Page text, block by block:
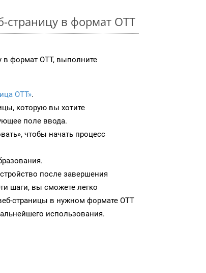
страницу в формат OTT
в формат OTT, выполните
OTT».
которую вы хотите
поле ввода.
чтобы начать процесс
после завершения
шаги, вы сможете легко
страницы в нужном формате OTT
использования.